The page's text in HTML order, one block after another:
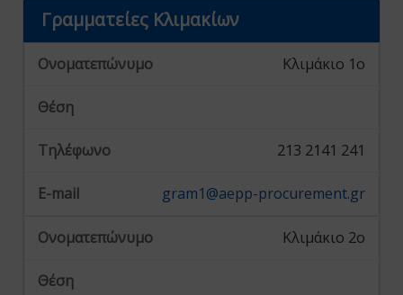
Γραμματείες Κλιμακίων
Κλιμάκιο 1ο
213 2141 241
gram1@aepp-procurement.gr
Κλιμάκιο 2ο